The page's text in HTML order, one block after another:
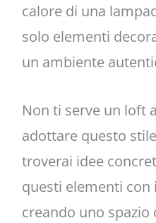
calore di una
solo elementi
un ambiente
Non ti serve un loft
adottare questo
troverai idee
questi elementi con
creando uno